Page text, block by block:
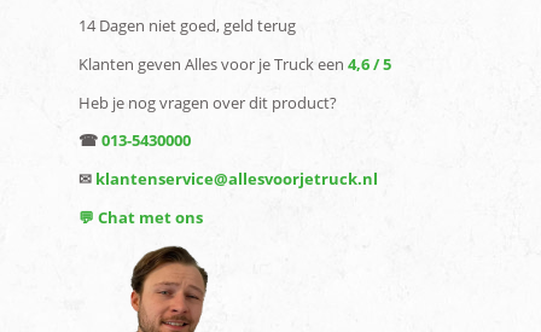
14 Dagen niet goed, geld terug
Klanten geven Alles voor je Truck een 4,6 / 5
Heb je nog vragen over dit product?
☎013-5430000
✉ klantenservice@allesvoorjetruck.nl
💬 Chat met ons